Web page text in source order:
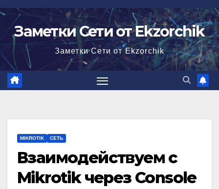
Перейти
содержимому
Заметки Сети от Ekzorchik
Заметки Сети от Ekzorchik
MIKROTIK СЕТЬ
Взаимодействуем с
Mikrotik через Console